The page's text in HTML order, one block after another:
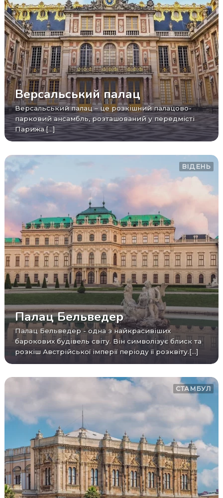
Версальський палац
Версальський палац – це розкішний палацово-
парковий ансамбль, розташований у передмісті
Парижа.[...]
ВІДЕНЬ
Палац Бельведер
Палац Бельведер - одна з найкрасивіших
барокових будівель світу. Він символізує блиск та
розкіш Австрійської імперії періоду її розквіту.[...]
СТАМБУЛ